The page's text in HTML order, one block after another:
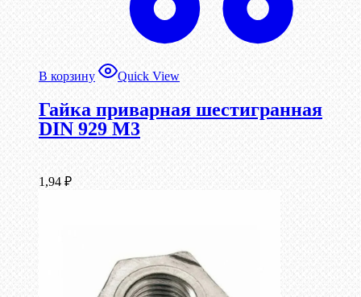
В корзину Quick View
Гайка приварная шестигранная
DIN 929 М3
1,94 ₽